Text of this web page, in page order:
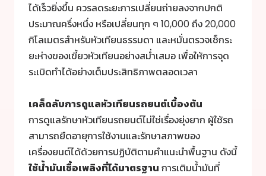
ได้เร็วยิ่งขึ้น ควรลดระยะการเปลี่ยนถ่ายลงจากปกติ
ประมาณครึ่งหนึ่ง หรือเปลี่ยนทุก ๆ 10,000 ถึง 20,000
กิโลเมตรสำหรับหัวเทียนธรรมดา และหมั่นตรวจเช็กระ
ยะห่างของเขี้ยวหัวเทียนอย่างสม่ำเสมอ เพื่อให้การจุด
ระเบิดทำได้อย่างเต็มประสิทธิภาพตลอดเวลา
เคล็ดลับการดูแลหัวเทียนรถยนต์เบื้องต้น
การดูแลรักษาหัวเทียนรถยนต์ไม่ใช่เรื่องยุ่งยาก ผู้ใช้รถ
สามารถยืดอายุการใช้งานและรักษาสภาพของ
เครื่องยนต์ได้ด้วยการปฏิบัติตามคำแนะนำพื้นฐาน ดังนี้
ใช้น้ำมันเชื้อเพลิงที่ได้มาตรฐาน การเติมน้ำมันที่